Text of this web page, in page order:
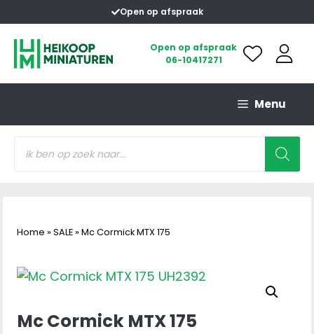
naar
inhoud
Open op afspraak
Open op afspraak
06-10417271
Menu
zoeken
Home » SALE» Mc Cormick MTX 175
Mc Cormick MTX 175